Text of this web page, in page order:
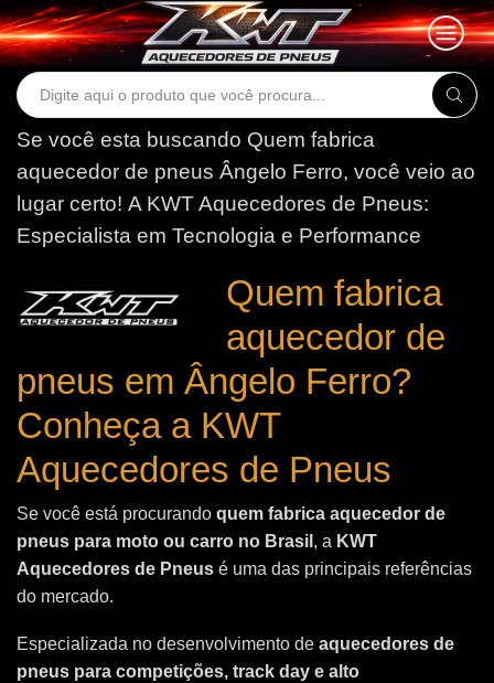
Search
Se você esta buscando Quem fabrica
aquecedor de pneus Ângelo Ferro, você veio ao
lugar certo! A KWT Aquecedores de Pneus:
Especialista em Tecnologia e Performance
Quem fabrica
aquecedor de
pneus em Ângelo Ferro?
Conheça a KWT
Aquecedores de Pneus
Se você está procurando quem fabrica aquecedor de
pneus para moto ou carro no Brasil , a KWT
Aquecedores de Pneus é uma das principais referências
do mercado.
Especializada no desenvolvimento de aquecedores de
pneus para competições, track day e alto